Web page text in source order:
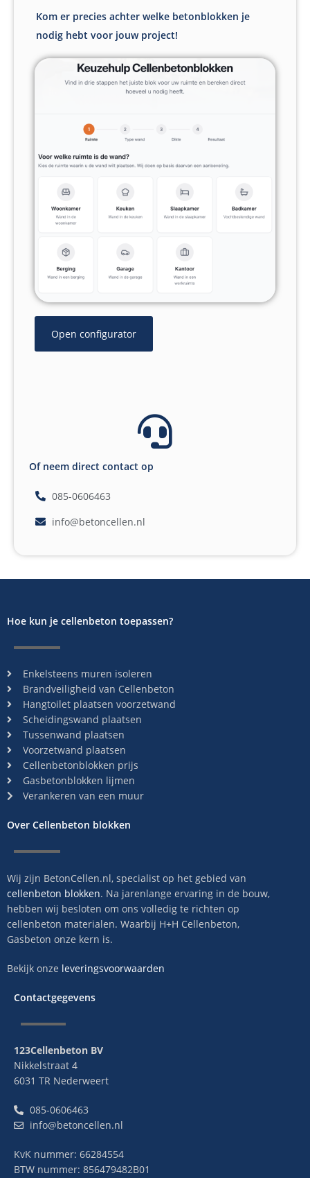
Kom er precies achter welke betonblokken je
nodig hebt voor jouw project!
Open configurator
Of neem direct contact op
085-0606463
info@betoncellen.nl
Hoe kun je cellenbeton toepassen?
Enkelsteens muren isoleren
Brandveiligheid van Cellenbeton
Hangtoilet plaatsen voorzetwand
Scheidingswand plaatsen
Tussenwand plaatsen
Voorzetwand plaatsen
Cellenbetonblokken prijs
Gasbetonblokken lijmen
Verankeren van een muur
Over Cellenbeton blokken
Wij zijn BetonCellen.nl, specialist op het gebied van
cellenbeton blokken. Na jarenlange ervaring in de bouw,
hebben wij besloten om ons volledig te richten op
cellenbeton materialen. Waarbij H+H Cellenbeton,
Gasbeton onze kern is.
Bekijk onze leveringsvoorwaarden
Contactgegevens
123Cellenbeton BV
Nikkelstraat 4
6031 TR Nederweert
085-0606463
info@betoncellen.nl
KvK nummer: 66284554
BTW nummer: 856479482B01